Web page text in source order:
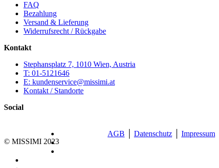
FAQ
Bezahlung
Versand & Lieferung
Widerrufsrecht / Rückgabe
Kontakt
Stephansplatz 7, 1010 Wien, Austria
T: 01-5121646
E: kundenservice@missimi.at
Kontakt / Standorte
Social
© MISSIMI 2023
AGB Datenschutz Impressum